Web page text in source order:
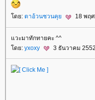
ดย: ตาอ้วนชวนคุ 18 พฤ
วะมาทักทายคะ ^^
ดย: yxoxy 3 ธันวาคม